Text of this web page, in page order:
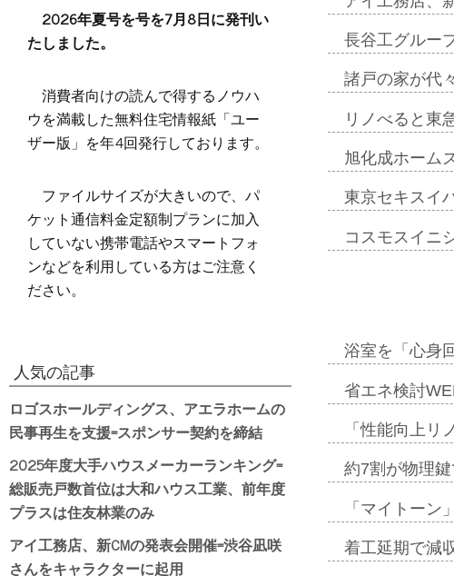
長谷工グルー
諸戸の家が代
リノべると東
旭化成ホーム
東京セキスイ
コスモスイニ
浴室を「心身
省エネ検討
「性能向上リ
約7割が物理
「マイトー
着工延期で減
2026年夏号を号を7月8日に発刊い
たしました。
消費者向けの読んで得するノウハ
ウを満載した無料住宅情報紙「ユー
ザー版」を年4回発行しております。
ファイルサイズが大きいので、パ
ケット通信料金定額制プランに加入
していない携帯電話やスマートフォ
ンなどを利用している方はご注意く
ださい。
人気の記事
ロゴスホールディングス、アエラホームの
民事再生を支援=スポンサー契約を締結
2025年度大手ハウスメーカーランキング=
総販売戸数首位は大和ハウス工業、前年度
プラスは住友林業のみ
アイ工務店、新CMの発表会開催=渋谷凪咲
さんをキャラクターに起用